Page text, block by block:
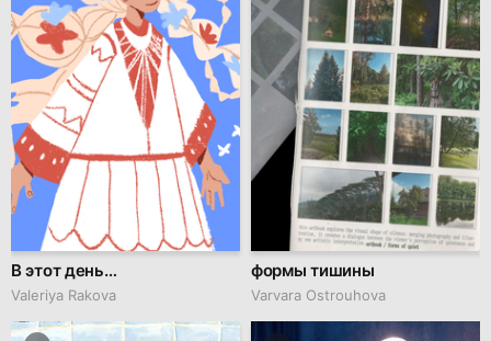
В этот день…
Valeriya Rakova
формы тишины
Varvara Ostrouhova